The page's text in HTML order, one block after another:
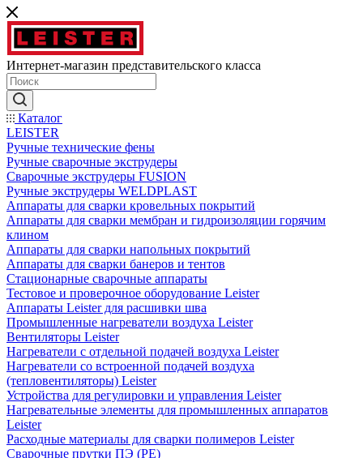
Интернет-магазин представительского класса
Каталог
LEISTER
Ручные технические фены
Ручные сварочные экструдеры
Сварочные экструдеры FUSION
Ручные экструдеры WELDPLAST
Аппараты для сварки кровельных покрытий
Аппараты для сварки мембран и гидроизоляции горячим
клином
Аппараты для сварки напольных покрытий
Аппараты для сварки банеров и тентов
Стационарные сварочные аппараты
Тестовое и проверочное оборудование Leister
Аппараты Leister для расшивки шва
Промышленные нагреватели воздуха Leister
Вентиляторы Leister
Нагреватели с отдельной подачей воздуха Leister
Нагреватели со встроенной подачей воздуха
(тепловентиляторы) Leister
Устройства для регулировки и управления Leister
Нагревательные элементы для промышленных аппаратов
Leister
Расходные материалы для сварки полимеров Leister
Сварочные прутки ПЭ (PE)